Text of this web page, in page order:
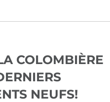
COLOMBIÈRE
NEUFS!